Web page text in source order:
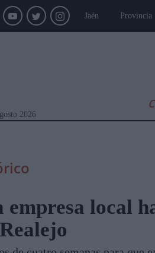
Jaén Provincia
2026
Jaén Provincia
empresa local